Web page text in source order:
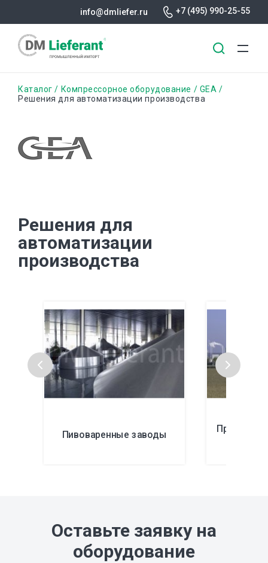
info@dmliefer.ru +7 (495) 990-25-55
Строка
Каталог Компрессорное оборудование
GEA
Решения для автоматизации производства
Решения для
автоматизации
производства
Пивоваренные заводы
Оставьте заявку на
оборудование